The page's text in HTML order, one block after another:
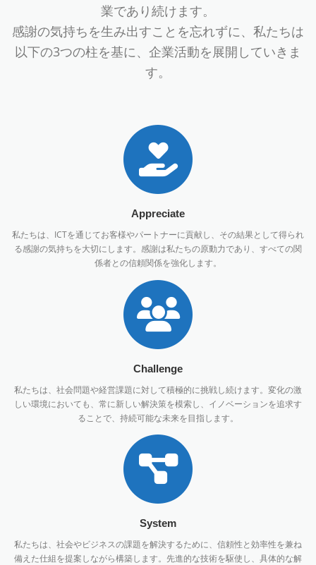
業であり続けます。
感謝の気持ちを生み出すことを忘れずに、私たちは
以下の3つの柱を基に、企業活動を展開していきま
す。
Appreciate
私たちは、ICTを通じてお客様やパートナーに貢献し、その結果として得られ
る感謝の気持ちを大切にします。感謝は私たちの原動力であり、すべての関
係者との信頼関係を強化します。
Challenge
私たちは、社会問題や経営課題に対して積極的に挑戦し続けます。変化の激
しい環境においても、常に新しい解決策を模索し、イノベーションを追求す
ることで、持続可能な未来を目指します。
System
私たちは、社会やビジネスの課題を解決するために、信頼性と効率性を兼ね
備えた仕組を提案しながら構築します。先進的な技術を駆使し、具体的な解